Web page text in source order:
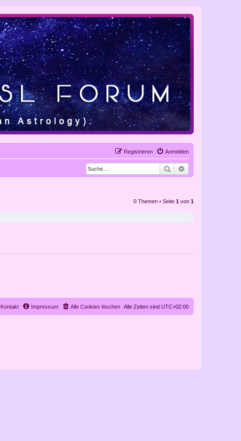
Anmelden
Registrieren
Suche
0 Themen • Seite 1 von 1
Alle Zeiten sind UTC+02:00
Alle Cookies löschen
Impressum
Kontakt